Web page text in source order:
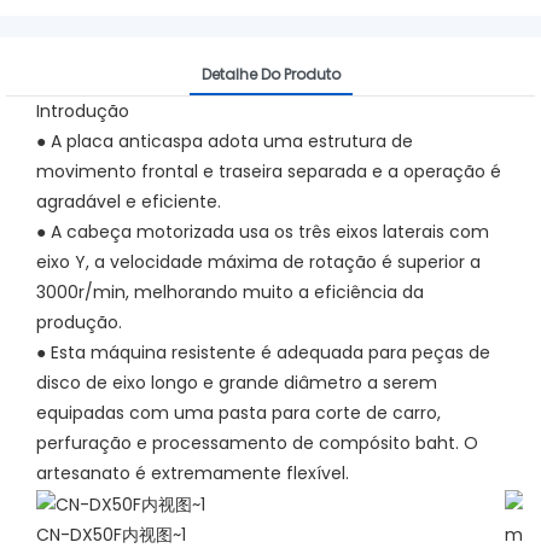
Detalhe Do Produto
Introdução
● A placa anticaspa adota uma estrutura de
movimento frontal e traseira separada e a operação é
agradável e eficiente.
● A cabeça motorizada usa os três eixos laterais com
eixo Y, a velocidade máxima de rotação é superior a
3000r/min, melhorando muito a eficiência da
produção.
● Esta máquina resistente é adequada para peças de
disco de eixo longo e grande diâmetro a serem
equipadas com uma pasta para corte de carro,
perfuração e processamento de compósito baht. O
artesanato é extremamente flexível.
CN-DX50F内视图~1